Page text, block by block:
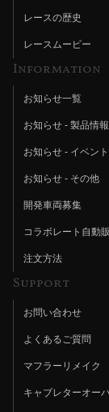
レースの歴史
レースムービー
Information
お知らせ一覧
お知らせ - 製品情報
お知らせ - イベン
お知らせ - その他
開発車両募集
コラボレート自動
注文方法
Support
お問い合わせ
よくあるご質問
マフラーリメイク
キャブレターオー